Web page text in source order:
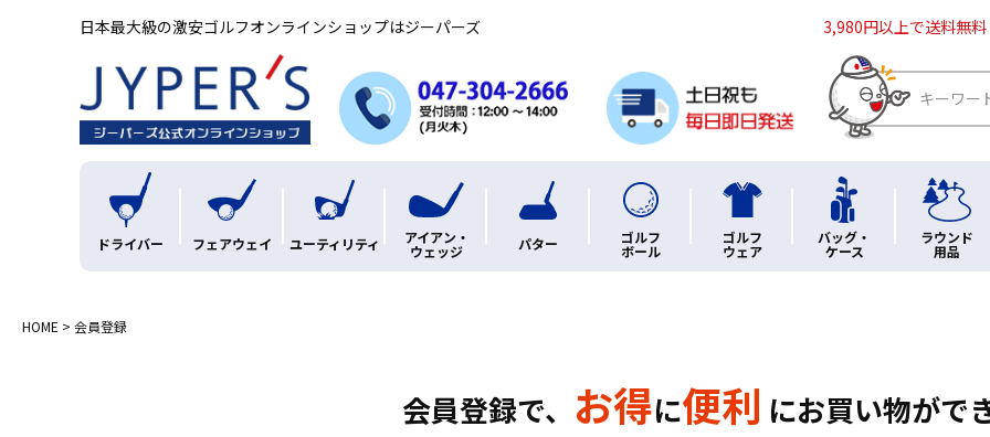
日本最大級の激安ゴルフオンラインショップはジーパーズ 3,980円以上で送料無料
ドライバー フェアウェイ ユーティリティ アイアン・
ウェッジ パター ゴルフ
ボール
ゴルフ
ウェア
バッグ・
ケース
ラウンド
用品
HOME 会員登録
会員登録で、 お得に便利 にお買い物がで